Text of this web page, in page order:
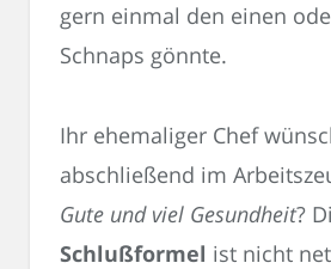
gern einmal den einen
Schnaps gönnte.
Ihr ehemaliger Chef
abschließend im
Gute und viel Gesundheit?
Schlußformel ist nicht